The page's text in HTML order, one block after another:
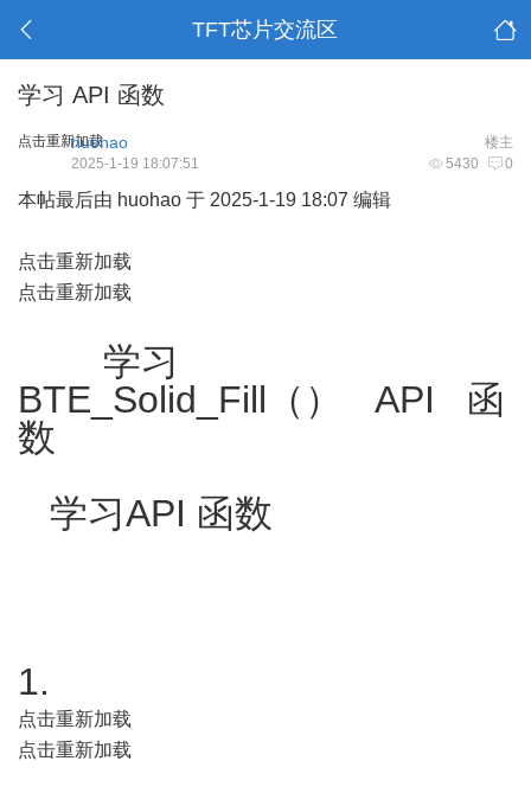
TFT芯片交流区
学习 API 函数
点击重新加载 楼主
huohao
5430 0
2025-1-19 18:07:51
本帖最后由 huohao 于 2025-1-19 18:07 编辑
点击重新加载
点击重新加载
学习
BTE_Solid_Fill（） API 函
数
学习API 函数
1.
点击重新加载
点击重新加载